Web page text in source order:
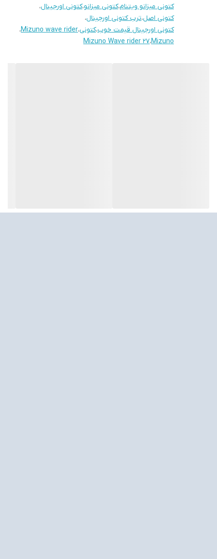
کتونی میزانو ویتنام،کتونی میزانو،کتونی اورجینال،
کتونی اصل،ترب کتونی اورجینال،
کتونی اورجینال قیمت خوب،کتونی،Mizuno wave rider،
Mizuno،Mizuno Wave rider 27